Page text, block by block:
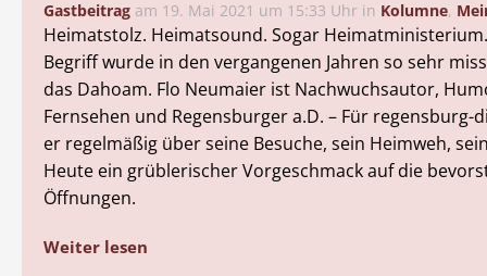
Gastbeitrag am 19. Mai 2021 um 15:33 Uhr in Kolumne,
Heimatstolz. Heimatsound. Sogar
Begriff wurde in den vergangenen Jahren so sehr
das Dahoam. Flo Neumaier ist Nachwuchsautor,
Fernsehen und Regensburger a.D. – Für regensburg-
er regelmäßig über seine Besuche, sein Heimweh,
Heute ein grüblerischer Vorgeschmack auf die
Öffnungen.
Weiter lesen